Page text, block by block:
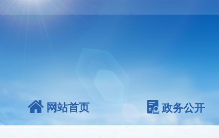
网站首页 政务公开